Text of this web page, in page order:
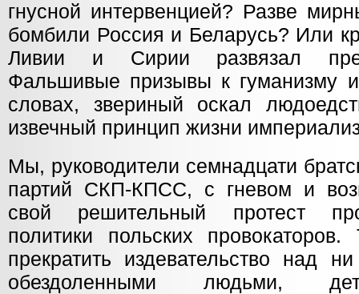
гнусной интервенцией? Разве
бомбили Россия и Беларусь? Или
Ливии и Сирии развязал
Фальшивые призывы к гуманизму
словах, звериный оскал
извечный принцип жизни
Мы, руководители семнадцати
партий СКП-КПСС, с гневом и
свой решительный протест
политики польских
прекратить издевательство над
обездоленными людьми,